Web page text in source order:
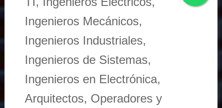
Ingenieros Mecánicos,
Ingenieros Industriales,
Ingenieros de Sistemas,
Ingenieros en Electrónica,
Arquitectos, Operadores y